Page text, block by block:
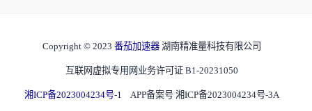
Copyright © 2023 番茄加速器 湖南精准量科技有限公司
互联网虚拟专用网业务许可证 B1-20231050
湘ICP备2023004234号-1 APP备案号 湘ICP备2023004234号-3A